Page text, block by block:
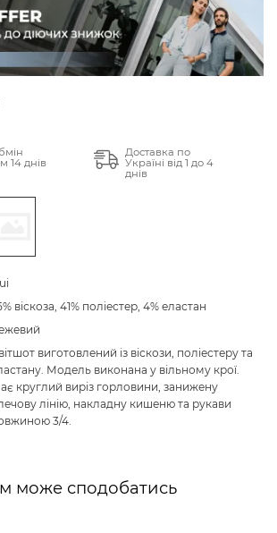
14 днів
Доставка по
Україні від 1 до 4
днів
віскоза, 41% поліестер, 4% еластан
виготовлений із віскози, поліестеру та
Модель виконана у вільному крої.
круглий виріз горловини, занижену
лінію, накладну кишеню та рукави
3/4.
може сподобатись